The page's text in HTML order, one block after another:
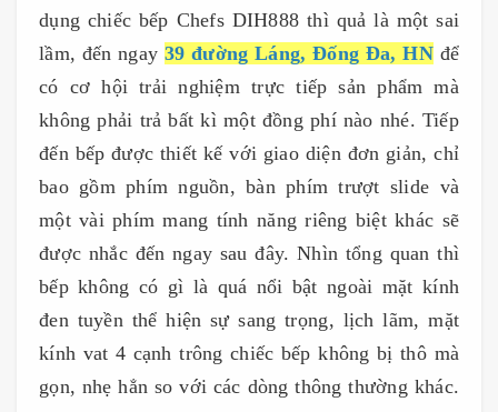
dụng chiếc bếp Chefs DIH888 thì quả là một sai
lầm, đến ngay 39 đường Láng, Đống Đa, HNđể
có cơ hội trải nghiệm trực tiếp sản phẩm mà
không phải trả bất kì một đồng phí nào nhé. Tiếp
đến bếp được thiết kế với giao diện đơn giản, chỉ
bao gồm phím nguồn, bàn phím trượt slide và
một vài phím mang tính năng riêng biệt khác sẽ
được nhắc đến ngay sau đây. Nhìn tổng quan thì
bếp không có gì là quá nổi bật ngoài mặt kính
đen tuyền thể hiện sự sang trọng, lịch lãm, mặt
kính vat 4 cạnh trông chiếc bếp không bị thô mà
gọn, nhẹ hẳn so với các dòng thông thường khác.